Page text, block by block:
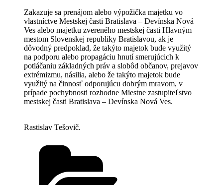
Zakazuje sa prenájom alebo výpožička majetku vo
vlastníctve Mestskej časti Bratislava – Devínska Nová
Ves alebo majetku zvereného mestskej časti Hlavným
mestom Slovenskej republiky Bratislavou, ak je
dôvodný predpoklad, že takýto majetok bude využitý
na podporu alebo propagáciu hnutí smerujúcich k
potláčaniu základných práv a slobôd občanov, prejavov
extrémizmu, násilia, alebo že takýto majetok bude
využitý na činnosť odporujúcu dobrým mravom, v
prípade pochybnosti rozhodne Miestne zastupiteľstvo
mestskej časti Bratislava – Devínska Nová Ves.
Rastislav Tešovič.